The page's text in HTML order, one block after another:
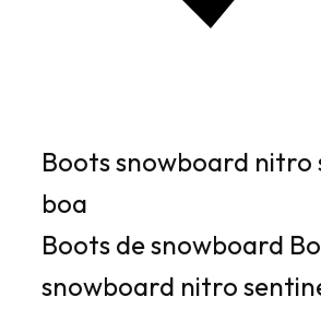
Boots snowboard nitro
boa
Boots de snowboard
snowboard nitro